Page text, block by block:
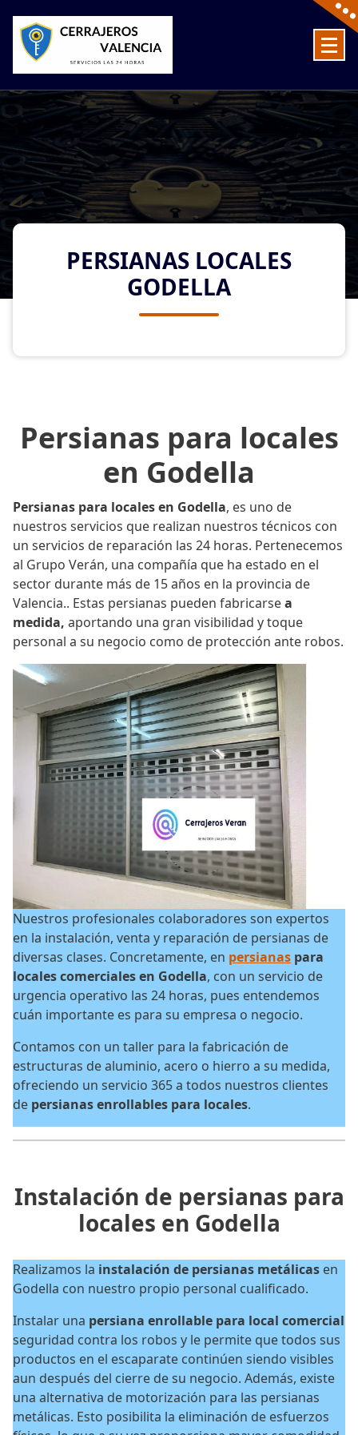
content
PERSIANAS LOCALES
GODELLA
Persianas para locales
en Godella
Persianas para locales en Godella, es uno de
nuestros servicios que realizan nuestros técnicos con
un servicios de reparación las 24 horas. Pertenecemos
al Grupo Verán, una compañía que ha estado en el
sector durante más de 15 años en la provincia de
Valencia.. Estas persianas pueden fabricarsea
medida, aportando una gran visibilidad y toque
personal a su negocio como de protección ante robos.
Nuestros profesionales colaboradores son expertos
en la instalación, venta y reparación de persianas de
diversas clases. Concretamente, en persianas para
locales comerciales en Godella, con un servicio de
urgencia operativo las 24 horas, pues entendemos
cuán importante es para su empresa o negocio.
Contamos con un taller para la fabricación de
estructuras de aluminio, acero o hierro a su medida,
ofreciendo un servicio 365 a todos nuestros clientes
de persianas enrollables para locales.
Instalación de persianas para
locales en Godella
Realizamos la instalación de persianas metálicas en
Godella con nuestro propio personal cualificado.
Instalar una persiana enrollable para local comercial
seguridad contra los robos y le permite que todos sus
productos en el escaparate continúen siendo visibles
aun después del cierre de su negocio. Además, existe
una alternativa de motorización para las persianas
metálicas. Esto posibilita la eliminación de esfuerzos